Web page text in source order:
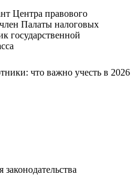
Центра правового
Палаты налоговых
государственной
что важно учесть в 2026